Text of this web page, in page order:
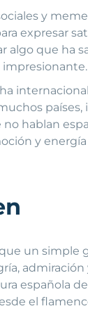
y
expresar
algo que ha
impresionante.
países,
no hablan
y energía
un simple
española
el